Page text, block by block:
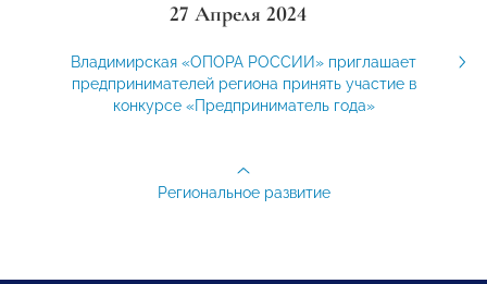
27 Апреля 2024
Владимирская «ОПОРА РОССИИ» приглашает
предпринимателей региона принять участие в
конкурсе «Предприниматель года»
Региональное развитие